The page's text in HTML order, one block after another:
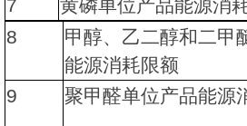
7 黄磷单位产品能源消
8
甲醇、乙二醇和二甲
能源消耗限额
9
聚甲醛单位产品能源